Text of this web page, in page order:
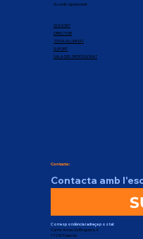
Accedir ràpidament
QUI SOM?
DIRECTORI
ZONA ALUMNAT
SUPORT
SALA DEL PROFESSORAT
Contacte:
Contacta amb
Correspondència i adreça postal:
Carrer Arnau Sa Bruguera, 4
17230 Palamós